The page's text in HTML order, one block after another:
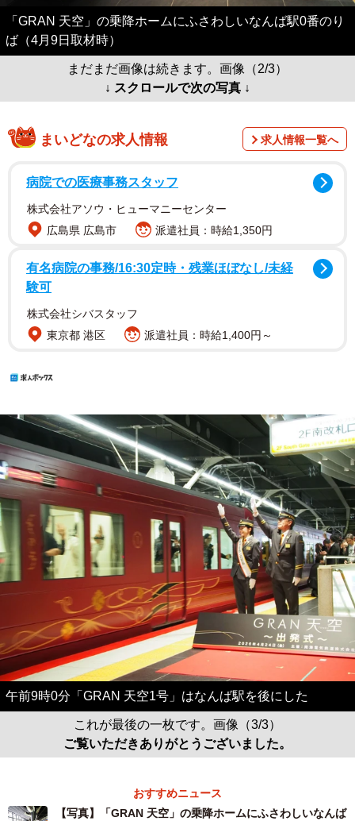
「GRAN 天空」の乗降ホームにふさわしいなんば駅0番のり
ば（4月9日取材時）
まだまだ画像は続きます。画像（2/3）
↓ スクロールで次の写真 ↓
まいどなの求人情報 求人情報一覧へ
病院での医療事務スタッフ
株式会社アソウ・ヒューマニーセンター
広島県 広島市
派遣社員：時給1,350円
有名病院の事務/16:30定時・残業ほぼなし/未経
験可
株式会社シバスタッフ
東京都 港区
派遣社員：時給1,400円～
午前9時0分「GRAN 天空1号」はなんば駅を後にした
これが最後の一枚です。画像（3/3）
ご覧いただきありがとうございました。
おすすめニュース
【写真】「GRAN 天空」の乗降ホームにふさわしいなんば